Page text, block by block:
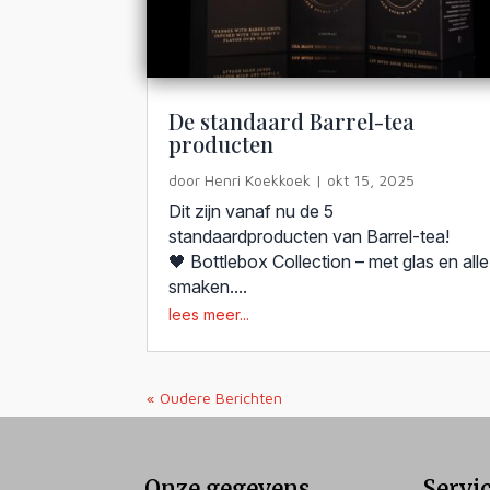
De standaard Barrel-tea
producten
door Henri Koekkoek | okt 15, 2025
Dit zijn vanaf nu de 5
standaardproducten van Barrel-tea!
🖤 Bottlebox Collection – met glas en alle
smaken....
lees meer...
« Oudere Berichten